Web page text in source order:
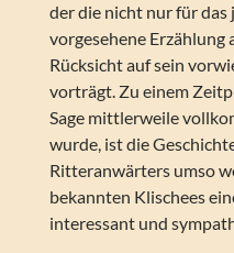
der die nicht nur für
vorgesehene Erzählung
Rücksicht auf sein
vorträgt. Zu einem
Sage mittlerweile
wurde, ist die
Ritteranwärters umso
bekannten Klischees
interessant und